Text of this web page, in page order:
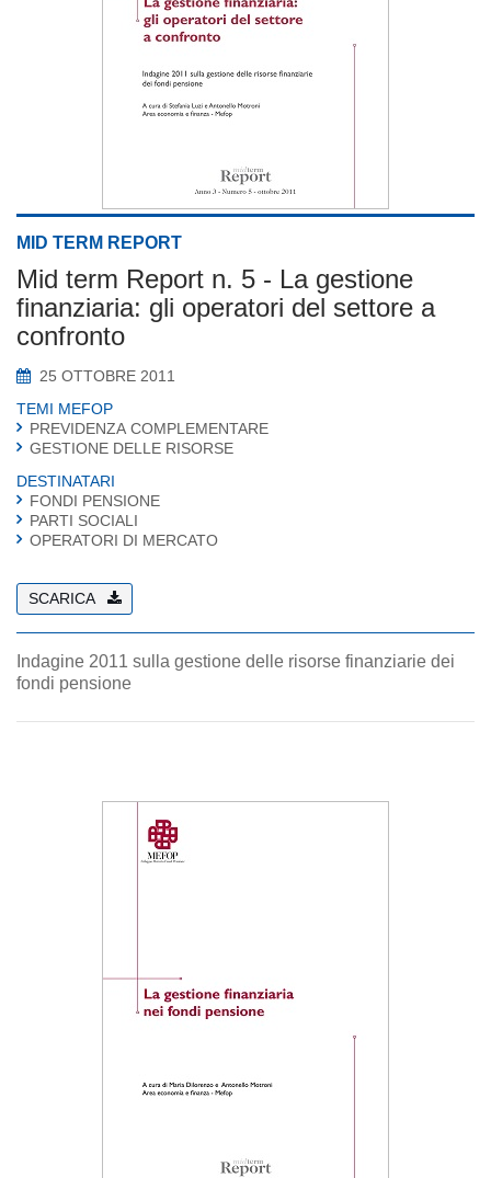
MID TERM REPORT
Mid term Report n. 5 - La gestione
finanziaria: gli operatori del settore a
confronto
25 OTTOBRE 2011
TEMI MEFOP
PREVIDENZA COMPLEMENTARE
GESTIONE DELLE RISORSE
DESTINATARI
FONDI PENSIONE
PARTI SOCIALI
OPERATORI DI MERCATO
SCARICA
Indagine 2011 sulla gestione delle risorse finanziarie dei
fondi pensione